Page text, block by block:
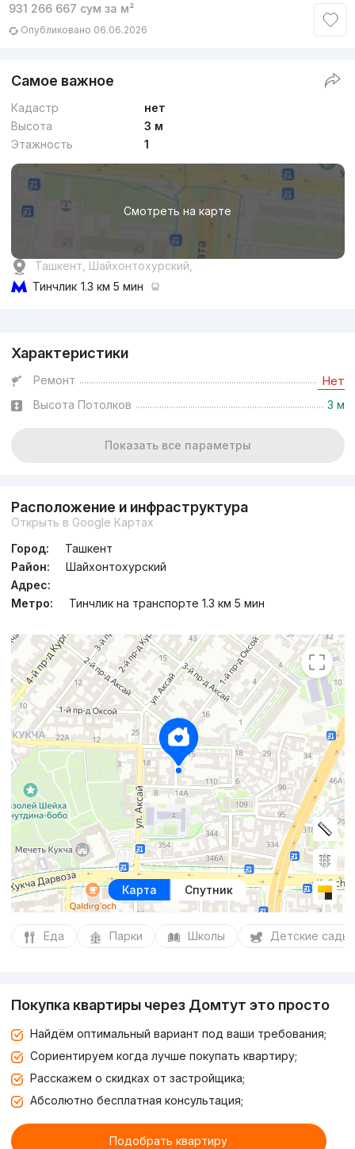
931 266 667 сум за м²
Опубликовано 06.06.2026
Самое важное
Кадастр
нет
Высота
3 м
Этажность
1
Смотреть на карте
Ташкент, Шайхонтохурский,
Тинчлик 1.3 км 5 мин
Характеристики
Ремонт Нет
Высота Потолков 3 м
Показать все параметры
Расположение и инфраструктура
Открыть в Google Картах
Город:
Ташкент
Район:
Шайхонтохурский
Адрес:
Метро:
Тинчлик на транспорте 1.3 км 5 мин
Карта Спутник
Еда Парки Школы Детские сады
Покупка квартиры через Домтут это просто
Найдём оптимальный вариант под ваши требования;
Сориентируем когда лучше покупать квартиру;
Расскажем о скидках от застройщика;
Абсолютно бесплатная консультация;
Подобрать квартиру